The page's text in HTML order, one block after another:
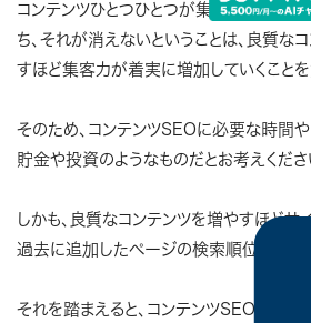
コンテンツひとつひとつが集客力を持
ち、それが消えないということは、 良質な
すほど集客力が着実に増加していくことを
そのため、 コンテンツSEOに必要な時間や
貯金や投資のようなものだとお考えくださ
しかも、良質なコンテンツを増やすほどサ
過去に追加したページの検索順位もつられ
それを踏まえると、コンテンツSEOはお金